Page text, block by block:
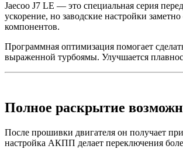
Jaecoo J7 LE — это специальная серия
ускорение, но заводские настройки
компонентов.
Программная оптимизация помогает
выраженной турбоямы. Улучшается
Полное раскрытие
После прошивки двигателя он получает
настройка АКПП делает переключения